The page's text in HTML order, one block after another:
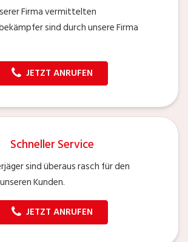
Firma vermittelten
sind durch unsere Firma
JETZT ANRUFEN
Schneller Service
sind überaus rasch für den
Kunden.
JETZT ANRUFEN